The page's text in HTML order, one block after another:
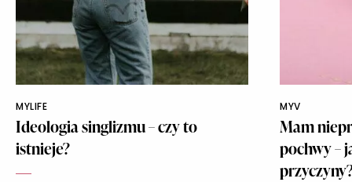
MYLIFE
Ideologia singlizmu – czy to
istnieje?
MYV
Mam
pochwy –